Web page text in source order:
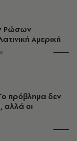
Ρώσων
Αμερική
πρόβλημα δεν
αλλά οι